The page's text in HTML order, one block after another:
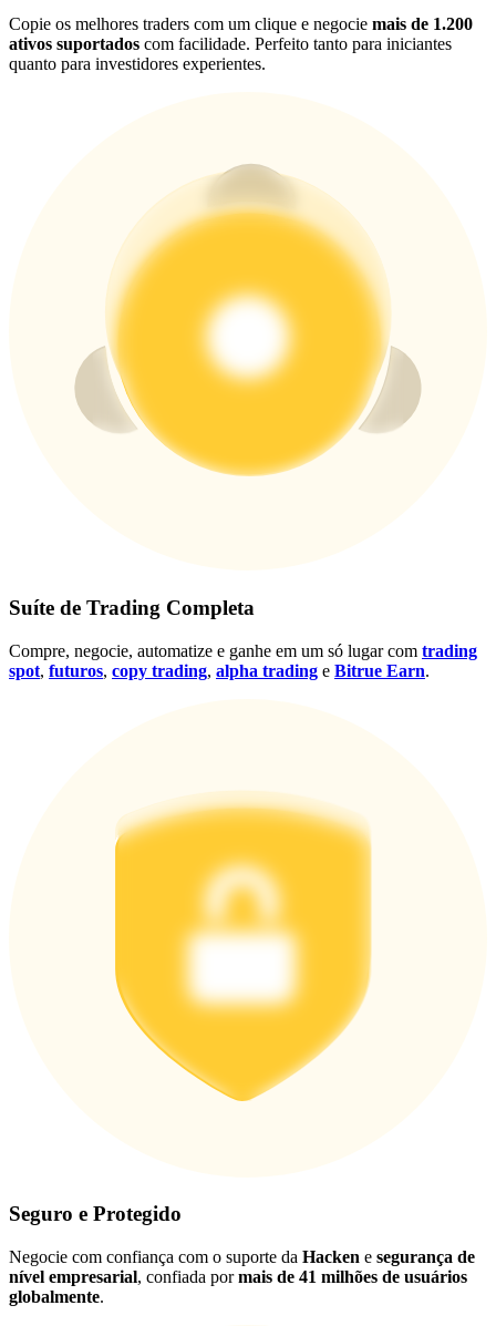
BTC Flexible Staking | Daily Rewards
Mais eventos
Ganhe prêmios e recompensas exclusivas
Centro de recompensas
Inscrever-se
Copie os melhores traders com um clique e negocie mais de 1.200
ativos suportados com facilidade. Perfeito tanto para iniciantes
quanto para investidores experientes.
Suíte de Trading Completa
Compre, negocie, automatize e ganhe em um só lugar com trading
spot, futuros, copy trading, alpha trading e Bitrue Earn.
Seguro e Protegido
Negocie com confiança com o suporte da Hacken e segurança de
nível empresarial, confiada pormais de 41 milhões de usuários
globalmente.